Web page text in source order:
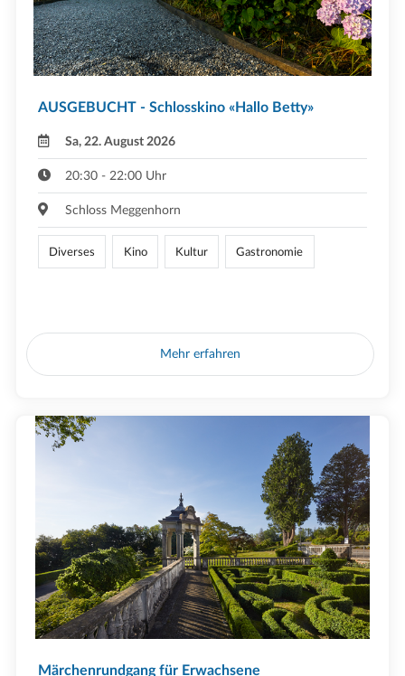
AUSGEBUCHT - Schlosskino «Hallo Betty»
Sa, 22. August 2026
20:30 - 22:00 Uhr
Schloss Meggenhorn
Diverses Kino Kultur Gastronomie
Mehr erfahren
Märchenrundgang für Erwachsene